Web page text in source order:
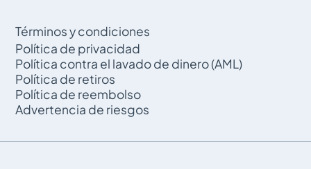
Términos y condiciones
Política de privacidad
Política contra el lavado de dinero (AML)
Política de retiros
Política de reembolso
Advertencia de riesgos